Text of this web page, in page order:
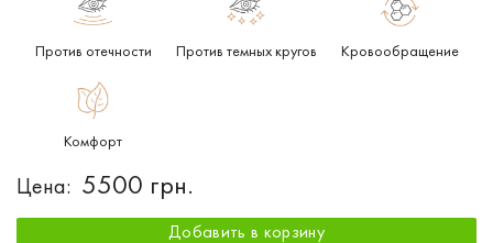
Против отечности Против темных кругов Кровообращение
Комфорт
Цена: 5500 грн.
Добавить в корзину